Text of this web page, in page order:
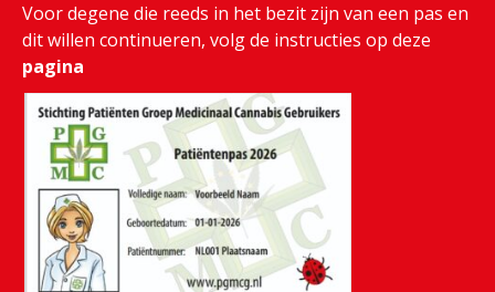
Voor degene die reeds in het bezit zijn van een pas en
dit willen continueren, volg de instructies op deze
pagina